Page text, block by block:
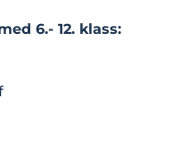
6.- 12. klass: